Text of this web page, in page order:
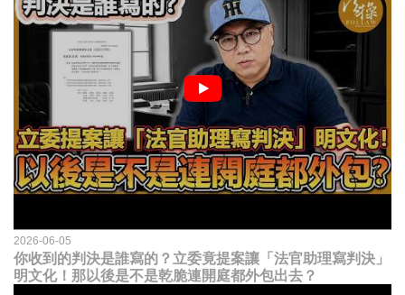
2026-06-05
你收到的判決是誰寫的？立委竟提案讓「法官助理寫判決」
明文化！那以後是不是乾脆連開庭都外包出去？